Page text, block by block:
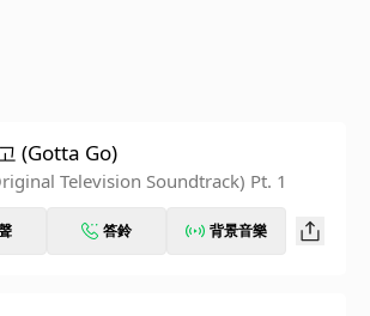
(Gotta Go)
Television Soundtrack) Pt. 1
答鈴 背景音樂